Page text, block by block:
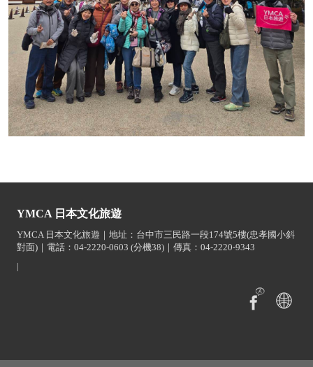
YMCA 日本文化旅遊
YMCA 日本文化旅遊｜地址：台中市三民路一段174號5樓(忠孝國小斜
對面)｜電話：04-2220-0603 (分機38)｜傳真：04-2220-9343
|